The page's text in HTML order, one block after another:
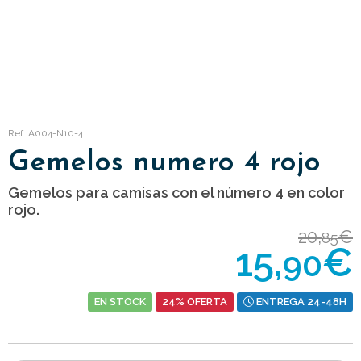
Ref: A004-N10-4
Gemelos numero 4 rojo
Gemelos para camisas con el número 4 en color
rojo.
20,85€
15,90€
EN STOCK 24% OFERTA ENTREGA 24-48H